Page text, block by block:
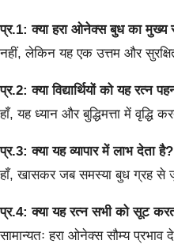
प्र.1: क्या हरा ओनेक्स बुध का मुख्य
नहीं, लेकिन यह एक उत्तम और
प्र.2: क्या विद्यार्थियों को यह रत्न
हाँ, यह ध्यान और बुद्धिमत्ता में वृद्धि
प्र.3: क्या यह व्यापार में लाभ देता है?
हाँ, खासकर जब समस्या बुध ग्रह से
प्र.4: क्या यह रत्न सभी को सूट
सामान्यतः हरा ओनेक्स सौम्य